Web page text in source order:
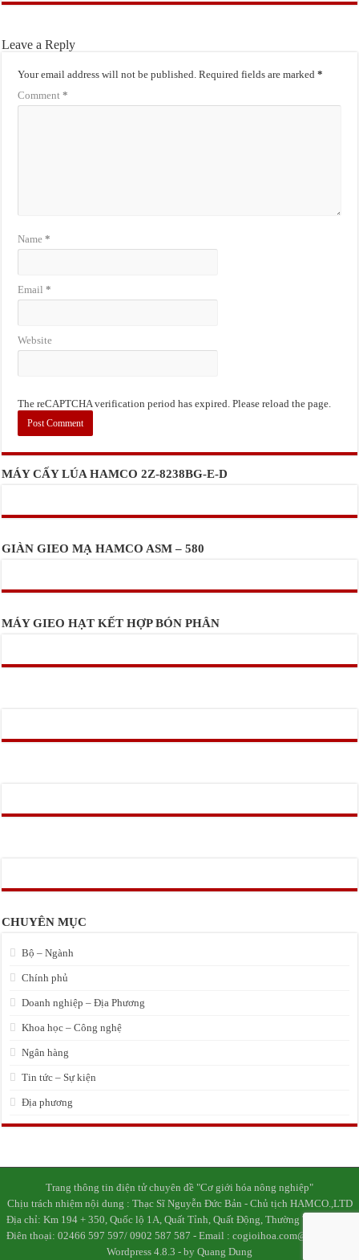
Leave a Reply
Your email address will not be published. Required fields are marked*
Comment*
Name*
Email*
Website
The reCAPTCHA verification period has expired. Please reload the page.
MÁY CẤY LÚA HAMCO 2Z-8238BG-E-D
GIÀN GIEO MẠ HAMCO ASM – 580
MÁY GIEO HẠT KẾT HỢP BÓN PHÂN
CHUYÊN MỤC
Bộ – Ngành
Chính phủ
Doanh nghiệp – Địa Phương
Khoa học – Công nghệ
Ngân hàng
Tin tức – Sự kiện
Địa phương
Trang thông tin điện tử chuyên đề "Cơ giới hóa nông nghiệp"
Chịu trách nhiệm nội dung : Thạc Sĩ Nguyễn Đức Bản - Chủ tịch HAMCO.,LTD
Địa chỉ: Km 194 + 350, Quốc lộ 1A, Quất Tỉnh, Quất Động, Thường Tín, Hà Nội
Điên thoại: 02466 597 597/ 0902 587 587 - Email : cogioihoa.com@gmail.com
Wordpress 4.8.3 - by Quang Dung